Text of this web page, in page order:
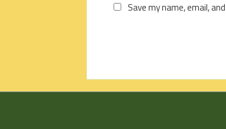
Save my name, email,